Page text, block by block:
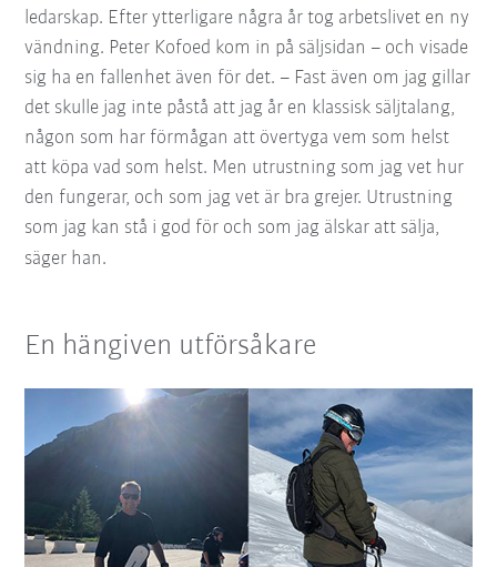
ledarskap. Efter ytterligare några år tog arbetslivet en ny
vändning. Peter Kofoed kom in på säljsidan – och visade
sig ha en fallenhet även för det. – Fast även om jag gillar
det skulle jag inte påstå att jag år en klassisk säljtalang,
någon som har förmågan att övertyga vem som helst
att köpa vad som helst. Men utrustning som jag vet hur
den fungerar, och som jag vet är bra grejer. Utrustning
som jag kan stå i god för och som jag älskar att sälja,
säger han.
En hängiven utförsåkare